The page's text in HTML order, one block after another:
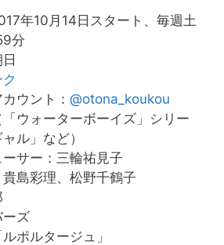
年10月14日スタート、毎週土
分
ウント： @otona_koukou
ウォーターボーイズ」シリー
ル」など）
サー：三輪祐見子
島彩理、松野千鶴子
ーズ
ポルタージュ」